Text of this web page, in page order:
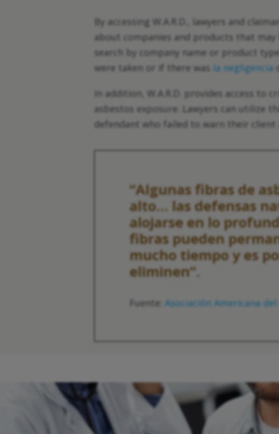
By accessing W.A.R.D., lawyers and
about companies and products that may
search by company name or product
were taken or if there was la negligencia
In addition, W.A.R.D. provides access
asbestos exposure. Lawyers can utilize
defendant who failed to warn their client
“Algunas fibras de
alto... las defensas
alojarse en lo
fibras pueden
mucho tiempo y es
eliminen”.
Fuente:Asociación Americana